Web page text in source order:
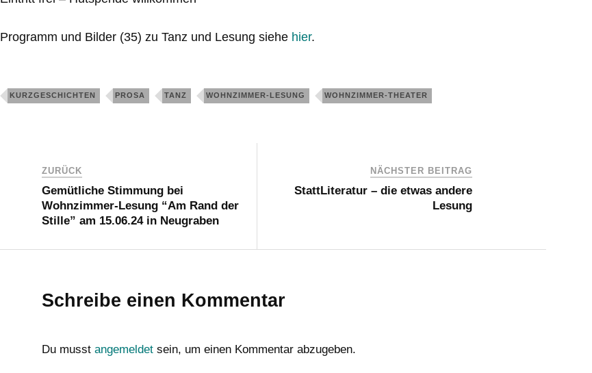
Programm und Bilder (35) zu Tanz und Lesung siehe hier.
KURZGESCHICHTEN PROSA TANZ WOHNZIMMER-LESUNG WOHNZIMMER-THEATER
ZURÜCK
Gemütliche Stimmung bei
Wohnzimmer-Lesung “Am Rand der
Stille” am 15.06.24 in Neugraben
NÄCHSTER BEITRAG
StattLiteratur – die etwas andere
Lesung
Schreibe einen Kommentar
Du musst angemeldetsein, um einen Kommentar abzugeben.